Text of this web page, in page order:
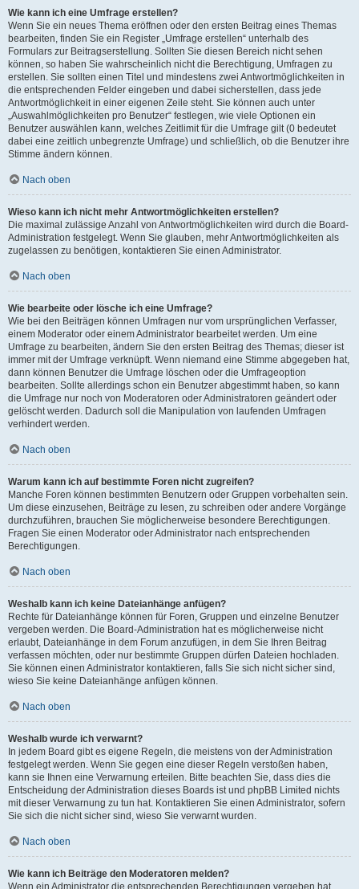
Wie kann ich eine Umfrage erstellen?
Wenn Sie ein neues Thema eröffnen oder den ersten Beitrag eines Themas
bearbeiten, finden Sie ein Register „Umfrage erstellen“ unterhalb des
Formulars zur Beitragserstellung. Sollten Sie diesen Bereich nicht sehen
können, so haben Sie wahrscheinlich nicht die Berechtigung, Umfragen zu
erstellen. Sie sollten einen Titel und mindestens zwei Antwortmöglichkeiten in
die entsprechenden Felder eingeben und dabei sicherstellen, dass jede
Antwortmöglichkeit in einer eigenen Zeile steht. Sie können auch unter
„Auswahlmöglichkeiten pro Benutzer“ festlegen, wie viele Optionen ein
Benutzer auswählen kann, welches Zeitlimit für die Umfrage gilt (0 bedeutet
dabei eine zeitlich unbegrenzte Umfrage) und schließlich, ob die Benutzer ihre
Stimme ändern können.
Nach oben
Wieso kann ich nicht mehr Antwortmöglichkeiten erstellen?
Die maximal zulässige Anzahl von Antwortmöglichkeiten wird durch die Board-
Administration festgelegt. Wenn Sie glauben, mehr Antwortmöglichkeiten als
zugelassen zu benötigen, kontaktieren Sie einen Administrator.
Nach oben
Wie bearbeite oder lösche ich eine Umfrage?
Wie bei den Beiträgen können Umfragen nur vom ursprünglichen Verfasser,
einem Moderator oder einem Administrator bearbeitet werden. Um eine
Umfrage zu bearbeiten, ändern Sie den ersten Beitrag des Themas; dieser ist
immer mit der Umfrage verknüpft. Wenn niemand eine Stimme abgegeben hat,
dann können Benutzer die Umfrage löschen oder die Umfrageoption
bearbeiten. Sollte allerdings schon ein Benutzer abgestimmt haben, so kann
die Umfrage nur noch von Moderatoren oder Administratoren geändert oder
gelöscht werden. Dadurch soll die Manipulation von laufenden Umfragen
verhindert werden.
Nach oben
Warum kann ich auf bestimmte Foren nicht zugreifen?
Manche Foren können bestimmten Benutzern oder Gruppen vorbehalten sein.
Um diese einzusehen, Beiträge zu lesen, zu schreiben oder andere Vorgänge
durchzuführen, brauchen Sie möglicherweise besondere Berechtigungen.
Fragen Sie einen Moderator oder Administrator nach entsprechenden
Berechtigungen.
Nach oben
Weshalb kann ich keine Dateianhänge anfügen?
Rechte für Dateianhänge können für Foren, Gruppen und einzelne Benutzer
vergeben werden. Die Board-Administration hat es möglicherweise nicht
erlaubt, Dateianhänge in dem Forum anzufügen, in dem Sie Ihren Beitrag
verfassen möchten, oder nur bestimmte Gruppen dürfen Dateien hochladen.
Sie können einen Administrator kontaktieren, falls Sie sich nicht sicher sind,
wieso Sie keine Dateianhänge anfügen können.
Nach oben
Weshalb wurde ich verwarnt?
In jedem Board gibt es eigene Regeln, die meistens von der Administration
festgelegt werden. Wenn Sie gegen eine dieser Regeln verstoßen haben,
kann sie Ihnen eine Verwarnung erteilen. Bitte beachten Sie, dass dies die
Entscheidung der Administration dieses Boards ist und phpBB Limited nichts
mit dieser Verwarnung zu tun hat. Kontaktieren Sie einen Administrator, sofern
Sie sich die nicht sicher sind, wieso Sie verwarnt wurden.
Nach oben
Wie kann ich Beiträge den Moderatoren melden?
Wenn ein Administrator die entsprechenden Berechtigungen vergeben hat,